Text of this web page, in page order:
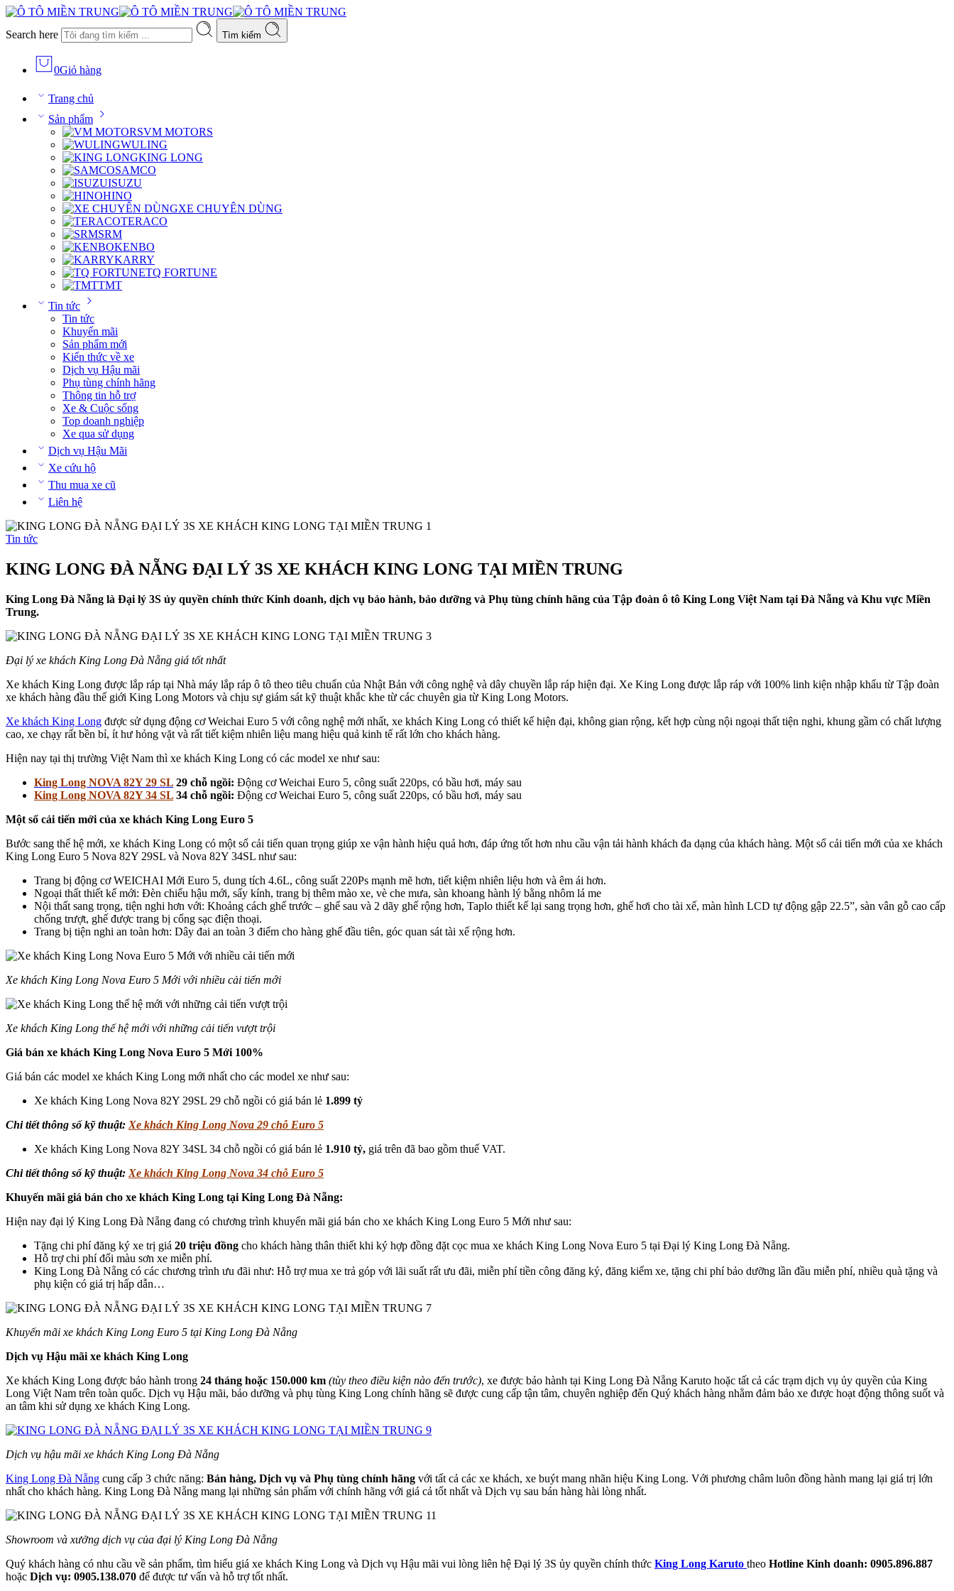
Search here Tìm kiếm
0Giỏ hàng
Trang chủ
Sản phẩm
VM MOTORS
WULING
KING LONG
SAMCO
ISUZU
HINO
XE CHUYÊN DÙNG
TERACO
SRM
KENBO
KARRY
TQ FORTUNE
TMT
Tin tức
Tin tức
Khuyến mãi
Sản phẩm mới
Kiến thức về xe
Dịch vụ Hậu mãi
Phụ tùng chính hãng
Thông tin hỗ trợ
Xe & Cuộc sống
Top doanh nghiệp
Xe qua sử dụng
Dịch vụ Hậu Mãi
Xe cứu hộ
Thu mua xe cũ
Liên hệ
Tin tức
KING LONG ĐÀ NẴNG ĐẠI LÝ 3S XE KHÁCH KING LONG TẠI MIỀN TRUNG
King Long Đà Nẵng là Đại lý 3S ủy quyền chính thức Kinh doanh, dịch vụ bảo hành, bảo dưỡng và Phụ tùng chính hãng của Tập đoàn ô tô King Long Việt Nam tại Đà Nẵng và Khu vực Miền
Trung.
Đại lý xe khách King Long Đà Nẵng giá tốt nhất
Xe khách King Long được lắp ráp tại Nhà máy lắp ráp ô tô theo tiêu chuẩn của Nhật Bản với công nghệ và dây chuyền lắp ráp hiện đại. Xe King Long được lắp ráp với 100% linh kiện nhập khẩu từ Tập đoàn
xe khách hàng đầu thế giới King Long Motors và chịu sự giám sát kỹ thuật khắc khe từ các chuyên gia từ King Long Motors.
Xe khách King Long được sử dụng động cơ Weichai Euro 5 với công nghệ mới nhất, xe khách King Long có thiết kế hiện đại, không gian rộng, kết hợp cùng nội ngoại thất tiện nghi, khung gầm có chất lượng
cao, xe chạy rất bền bỉ, ít hư hỏng vặt và rất tiết kiệm nhiên liệu mang hiệu quả kinh tế rất lớn cho khách hàng.
Hiện nay tại thị trường Việt Nam thì xe khách King Long có các model xe như sau:
King Long NOVA 82Y29 SL 29 chỗ ngồi: Động cơ Weichai Euro 5, công suất 220ps, có bầu hơi, máy sau
King Long NOVA 82Y34 SL 34 chỗ ngồi: Động cơ Weichai Euro 5, công suất 220ps, có bầu hơi, máy sau
Một số cải tiến mới của xe khách King Long Euro 5
Bước sang thế hệ mới, xe khách King Long có một số cải tiến quan trọng giúp xe vận hành hiệu quả hơn, đáp ứng tốt hơn nhu cầu vận tải hành khách đa dạng của khách hàng. Một số cải tiến mới của xe khách
King Long Euro 5 Nova 82Y 29SL và Nova 82Y 34SL như sau:
Trang bị động cơ WEICHAI Mới Euro 5, dung tích 4.6L, công suất 220Ps mạnh mẽ hơn, tiết kiệm nhiên liệu hơn và êm ái hơn.
Ngoại thất thiết kế mới: Đèn chiếu hậu mới, sấy kính, trang bị thêm mào xe, vè che mưa, sàn khoang hành lý bằng nhôm lá me
Nội thất sang trọng, tiện nghi hơn với: Khoảng cách ghế trước – ghế sau và 2 dãy ghế rộng hơn, Taplo thiết kế lại sang trọng hơn, ghế hơi cho tài xế, màn hình LCD tự động gập 22.5”, sàn vân gỗ cao cấp
chống trượt, ghế được trang bị cổng sạc điện thoại.
Trang bị tiện nghi an toàn hơn: Dây đai an toàn 3 điểm cho hàng ghế đầu tiên, góc quan sát tài xế rộng hơn.
Xe khách King Long Nova Euro 5 Mới với nhiều cải tiến mới
Xe khách King Long thế hệ mới với những cải tiến vượt trội
Giá bán xe khách King Long Nova Euro 5 Mới 100%
Giá bán các model xe khách King Long mới nhất cho các model xe như sau:
Xe khách King Long Nova 82Y 29SL 29 chỗ ngồi có giá bán lẻ 1.899 tỷ
Chi tiết thông số kỹ thuật: Xe khách King Long Nova 29 chỗ Euro 5
Xe khách King Long Nova 82Y 34SL 34 chỗ ngồi có giá bán lẻ 1.910 tỷ, giá trên đã bao gồm thuế VAT.
Chi tiết thông số kỹ thuật: Xe khách King Long Nova 34 chỗ Euro 5
Khuyến mãi giá bán cho xe khách King Long tại King Long Đà Nẵng:
Hiện nay đại lý King Long Đà Nẵng đang có chương trình khuyến mãi giá bán cho xe khách King Long Euro 5 Mới như sau:
Tặng chi phí đăng ký xe trị giá 20 triệu đồng cho khách hàng thân thiết khi ký hợp đồng đặt cọc mua xe khách King Long Nova Euro 5 tại Đại lý King Long Đà Nẵng.
Hỗ trợ chi phí đổi màu sơn xe miễn phí.
King Long Đà Nẵng có các chương trình ưu đãi như: Hỗ trợ mua xe trả góp với lãi suất rất ưu đãi, miễn phí tiền công đăng ký, đăng kiểm xe, tặng chi phí bảo dưỡng lần đầu miễn phí, nhiều quà tặng và
phụ kiện có giá trị hấp dẫn…
Khuyến mãi xe khách King Long Euro 5 tại King Long Đà Nẵng
Dịch vụ Hậu mãi xe khách King Long
Xe khách King Long được bảo hành trong 24 tháng hoặc 150.000 km (tùy theo điều kiện nào đến trước), xe được bảo hành tại King Long Đà Nẵng Karuto hoặc tất cả các trạm dịch vụ ủy quyền của King
Long Việt Nam trên toàn quốc. Dịch vụ Hậu mãi, bảo dưỡng và phụ tùng King Long chính hãng sẽ được cung cấp tận tâm, chuyên nghiệp đến Quý khách hàng nhằm đảm bảo xe được hoạt động thông suốt và
an tâm khi sử dụng xe khách King Long.
Dịch vụ hậu mãi xe khách King Long Đà Nẵng
King Long Đà Nẵng cung cấp 3 chức năng: Bán hàng, Dịch vụ và Phụ tùng chính hãng với tất cả các xe khách, xe buýt mang nhãn hiệu King Long. Với phương châm luôn đồng hành mang lại giá trị lớn
nhất cho khách hàng. King Long Đà Nẵng mang lại những sản phẩm với chính hãng với giá cả tốt nhất và Dịch vụ sau bán hàng hài lòng nhất.
Showroom và xưởng dịch vụ của đại lý King Long Đà Nẵng
Quý khách hàng có nhu cầu về sản phẩm, tìm hiểu giá xe khách King Long và Dịch vụ Hậu mãi vui lòng liên hệ Đại lý 3S ủy quyền chính thức King Long Karuto theo Hotline Kinh doanh: 0905.896.887
hoặc Dịch vụ: 0905.138.070 để được tư vấn và hỗ trợ tốt nhất.